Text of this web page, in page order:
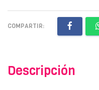
COMPARTIR:
Descripción